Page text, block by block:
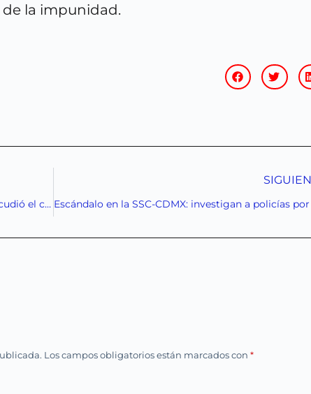
la impunidad.
Silencio en Tlalpan: el doble asesinato que sacudió el corazón político de la CDMX
Los campos obligatorios están marcados con*